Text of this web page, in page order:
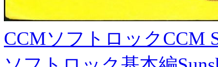
CCMソフトロックCCM